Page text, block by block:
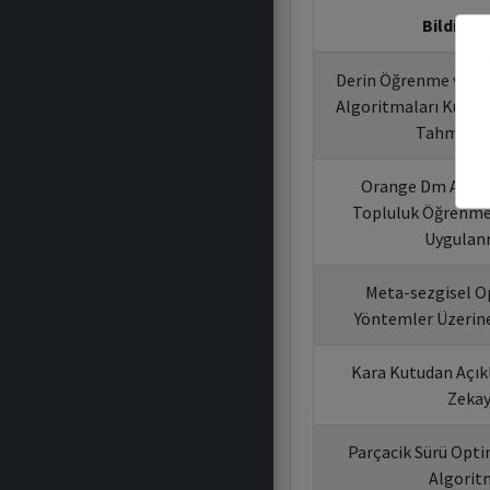
Bildiri
Derin Öğrenme ve
Algoritmaları
Tahmini
Orange Dm
Topluluk
Meta-sezgisel
Yöntemler
Kara Kutudan
Parçacik Sürü